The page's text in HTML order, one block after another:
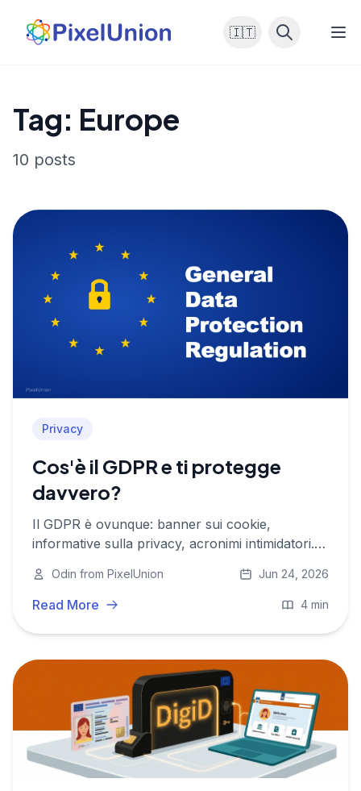
🇮🇹
Tag: Europe
10 posts
Privacy
Cos'è il GDPR e ti protegge
davvero?
Il GDPR è ovunque: banner sui cookie,
informative sulla privacy, acronimi intimidatori.
dati? Una guida in linguaggio semplice sui tuoi
diritti reali.
Odin from PixelUnion Jun 24, 2026
Read More 4 min